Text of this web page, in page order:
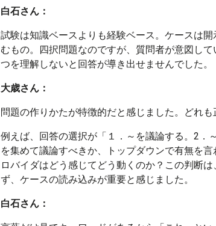
白石さん：
試験は知識ベースよりも経験ベース。ケースは
むもの。四択問題なのですが、質問者が意図し
つを理解しないと回答が導き出せませんでした。
大歳さん：
問題の作りかたが特徴的だと感じました。どれも
例えば、回答の選択が「１．～を議論する。2．
を集めて議論すべきか、トップダウンで有無を
ロバイダはどう感じてどう動くのか？この判断
ず、ケースの読み込みが重要と感じました。
白石さん：